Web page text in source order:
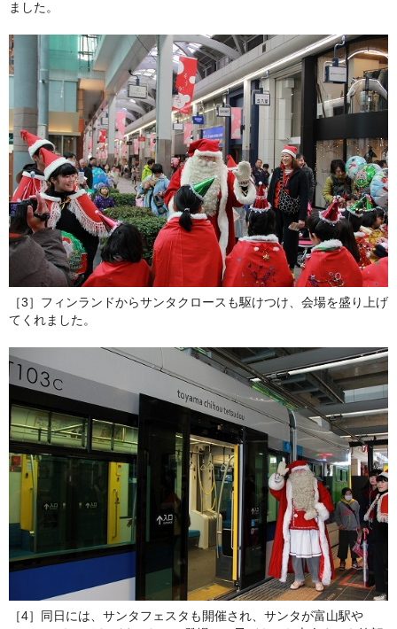
ました。
［3］フィンランドからサンタクロースも駆けつけ、会場を盛り上げ
てくれました。
［4］同日には、サンタフェスタも開催され、サンタが富山駅や